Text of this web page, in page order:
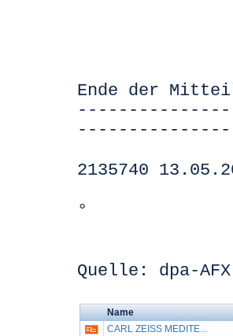
Ende der
2135740
°
Quelle: dpa-AFX
Name
CARL ZEISS MEDITE...